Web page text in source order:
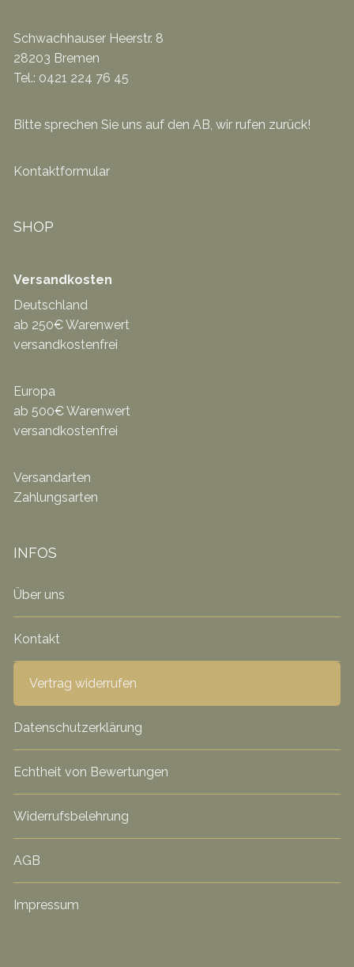
Schwachhauser Heerstr. 8
28203 Bremen
Tel.: 0421 224 76 45
Bitte sprechen Sie uns auf den AB, wir rufen zurück!
Kontaktformular
SHOP
Versandkosten
Deutschland
ab 250€ Warenwert
versandkostenfrei
Europa
ab 500€ Warenwert
versandkostenfrei
Versandarten
Zahlungsarten
INFOS
Über uns
Kontakt
Vertrag widerrufen
Datenschutzerklärung
Echtheit von Bewertungen
Widerrufsbelehrung
AGB
Impressum